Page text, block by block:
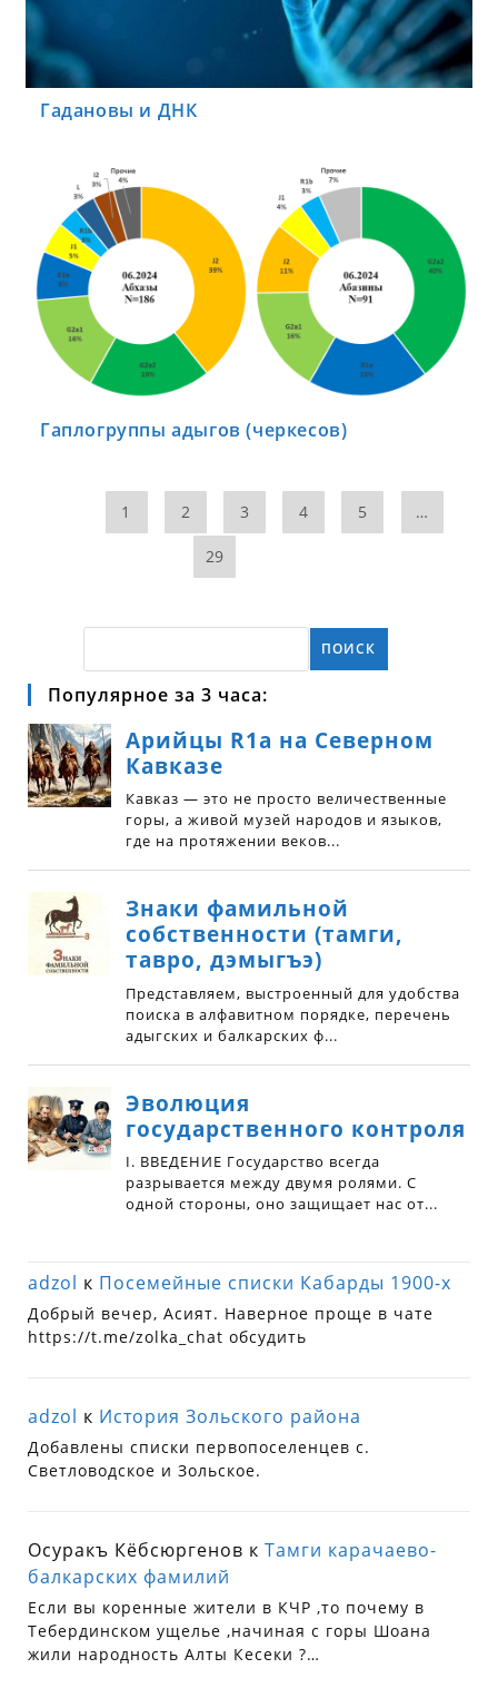
Гадановы и ДНК
Гаплогруппы адыгов (черкесов)
1 2 3 4 5 …
29
ПОИСК
Популярное за 3 часа:
adzol к Посемейные списки Кабарды 1900-х
Добрый вечер, Асият. Наверное проще в чате
https://t.me/zolka_chat обсудить
adzol к История Зольского района
Добавлены списки первопоселенцев с.
Светловодское и Зольское.
Осуракъ Кёбсюргенов кТамги карачаево-
балкарских фамилий
Если вы коренные жители в КЧР ,то почему в
Тебердинском ущелье ,начиная с горы Шоана
жили народность Алты Кесеки ?…